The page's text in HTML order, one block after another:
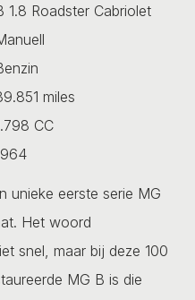
1.8 Roadster Cabriolet
miles
CC
unieke eerste serie MG
Het woord
snel, maar bij deze 100
MG B is die